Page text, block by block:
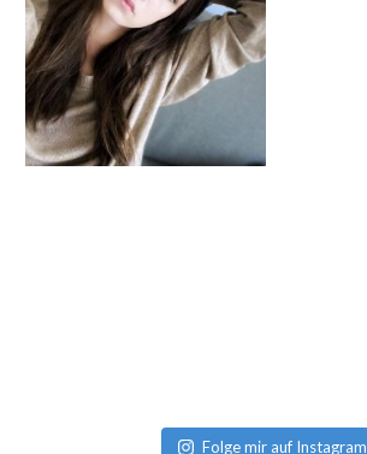
Folge mir auf Instagram